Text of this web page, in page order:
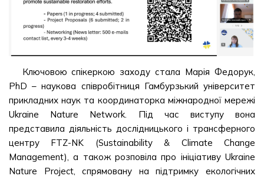
Ключовою спікеркою заходу стала Марія Федорук,
PhD – наукова співробітниця Гамбурзький університет
прикладних наук та координаторка міжнародної мережі
Ukraine Nature Network. Під час виступу вона
представила діяльність дослідницького і трансферного
центру FTZ-NK (Sustainability & Climate Change
Management), а також розповіла про ініціативу Ukraine
Nature Project, спрямовану на підтримку екологічних